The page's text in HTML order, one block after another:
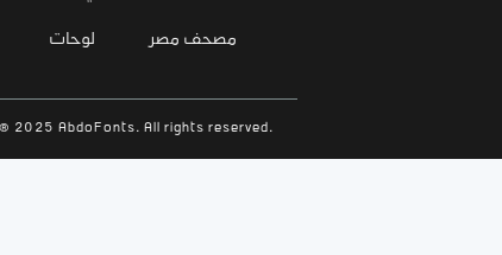
لوحات مصحف مصر
2025 AbdoFonts. All rights reserved.